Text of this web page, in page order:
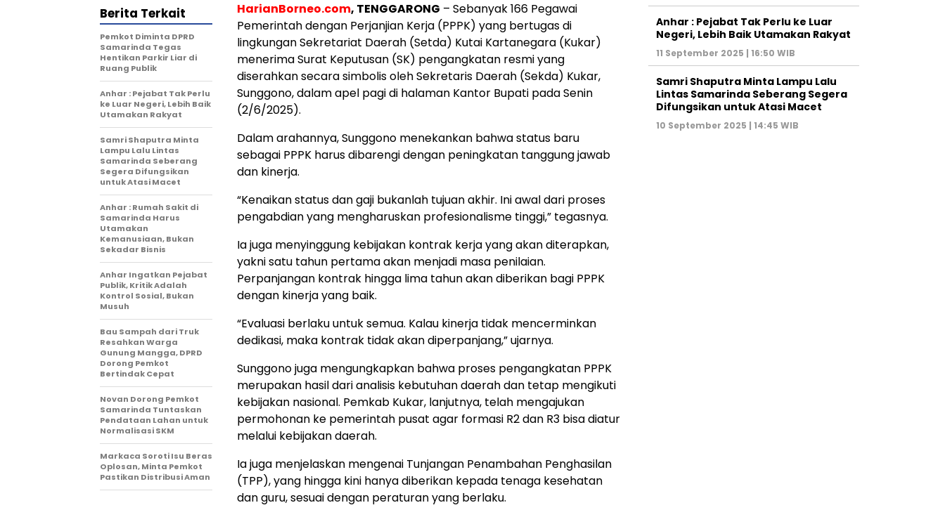
HarianBorneo.com, TENGGARONG – Sebanyak 166 Pegawai
Pemerintah dengan Perjanjian Kerja (PPPK) yang bertugas di
lingkungan Sekretariat Daerah (Setda) Kutai Kartanegara (Kukar)
menerima Surat Keputusan (SK) pengangkatan resmi yang
diserahkan secara simbolis oleh Sekretaris Daerah (Sekda) Kukar,
Sunggono, dalam apel pagi di halaman Kantor Bupati pada Senin
(2/6/2025).
Dalam arahannya, Sunggono menekankan bahwa status baru
sebagai PPPK harus dibarengi dengan peningkatan tanggung jawab
dan kinerja.
“Kenaikan status dan gaji bukanlah tujuan akhir. Ini awal dari proses
pengabdian yang mengharuskan profesionalisme tinggi,” tegasnya.
Ia juga menyinggung kebijakan kontrak kerja yang akan diterapkan,
yakni satu tahun pertama akan menjadi masa penilaian.
Perpanjangan kontrak hingga lima tahun akan diberikan bagi PPPK
dengan kinerja yang baik.
“Evaluasi berlaku untuk semua. Kalau kinerja tidak mencerminkan
dedikasi, maka kontrak tidak akan diperpanjang,” ujarnya.
Sunggono juga mengungkapkan bahwa proses pengangkatan PPPK
merupakan hasil dari analisis kebutuhan daerah dan tetap mengikuti
kebijakan nasional. Pemkab Kukar, lanjutnya, telah mengajukan
permohonan ke pemerintah pusat agar formasi R2 dan R3 bisa diatur
melalui kebijakan daerah.
Ia juga menjelaskan mengenai Tunjangan Penambahan Penghasilan
(TPP), yang hingga kini hanya diberikan kepada tenaga kesehatan
dan guru, sesuai dengan peraturan yang berlaku.
Berita Terkait
Pemkot Diminta DPRD
Samarinda Tegas
Hentikan Parkir Liar di
Ruang Publik
Anhar : Pejabat Tak Perlu
ke Luar Negeri, Lebih Baik
Utamakan Rakyat
Samri Shaputra Minta
Lampu Lalu Lintas
Samarinda Seberang
Segera Difungsikan
untuk Atasi Macet
Anhar : Rumah Sakit di
Samarinda Harus
Utamakan
Kemanusiaan, Bukan
Sekadar Bisnis
Anhar Ingatkan Pejabat
Publik, Kritik Adalah
Kontrol Sosial, Bukan
Musuh
Bau Sampah dari Truk
Resahkan Warga
Gunung Mangga, DPRD
Dorong Pemkot
Bertindak Cepat
Novan Dorong Pemkot
Samarinda Tuntaskan
Pendataan Lahan untuk
Normalisasi SKM
Markaca Soroti Isu Beras
Oplosan, Minta Pemkot
Pastikan Distribusi Aman
Anhar : Pejabat Tak Perlu ke Luar
Negeri, Lebih Baik Utamakan Rakyat
11 September 2025 | 16:50 WIB
Samri Shaputra Minta Lampu Lalu
Lintas Samarinda Seberang Segera
Difungsikan untuk Atasi Macet
10 September 2025 | 14:45 WIB